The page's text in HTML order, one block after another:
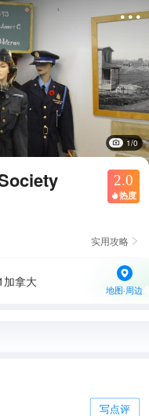

1/0
2.0
 热度
实用攻略 
加拿大
地图·周边
写点评